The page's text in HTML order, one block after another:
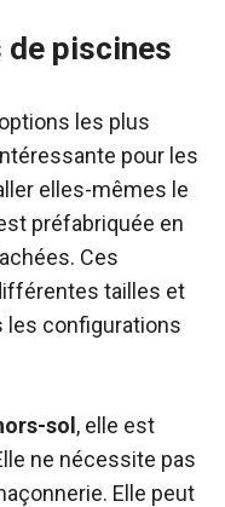
de piscines
les plus
pour les
elles-mêmes le
préfabriquée en
Ces
tailles et
les configurations
sol , elle est
ne nécessite pas
Elle peut